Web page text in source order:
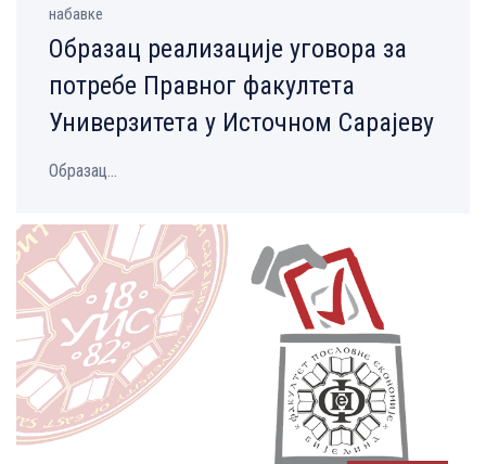
набавке
Oбразац реализације уговора за
потребе Правног факултета
Универзитета у Источном Сарајеву
Oбразац...